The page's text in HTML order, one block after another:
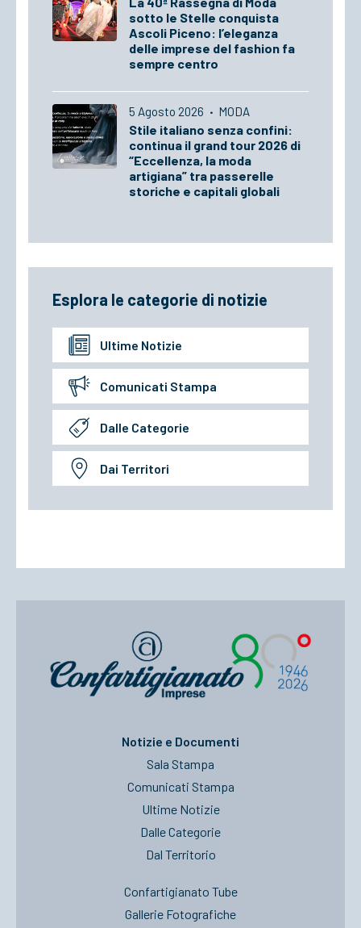
sotto le Stelle conquista
Ascoli Piceno: l’eleganza
delle imprese del fashion fa
sempre centro
5 Agosto 2026 · MODA
Stile italiano senza confini:
continua il grand tour 2026 di
“Eccellenza, la moda
artigiana” tra passerelle
storiche e capitali globali
Esplora le categorie di notizie
Ultime Notizie
Comunicati Stampa
Dalle Categorie
Dai Territori
Notizie e Documenti
Sala Stampa
Comunicati Stampa
Ultime Notizie
Dalle Categorie
Dal Territorio
Confartigianato Tube
Gallerie Fotografiche